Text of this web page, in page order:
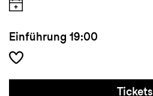
Einführung 19:00
Tickets